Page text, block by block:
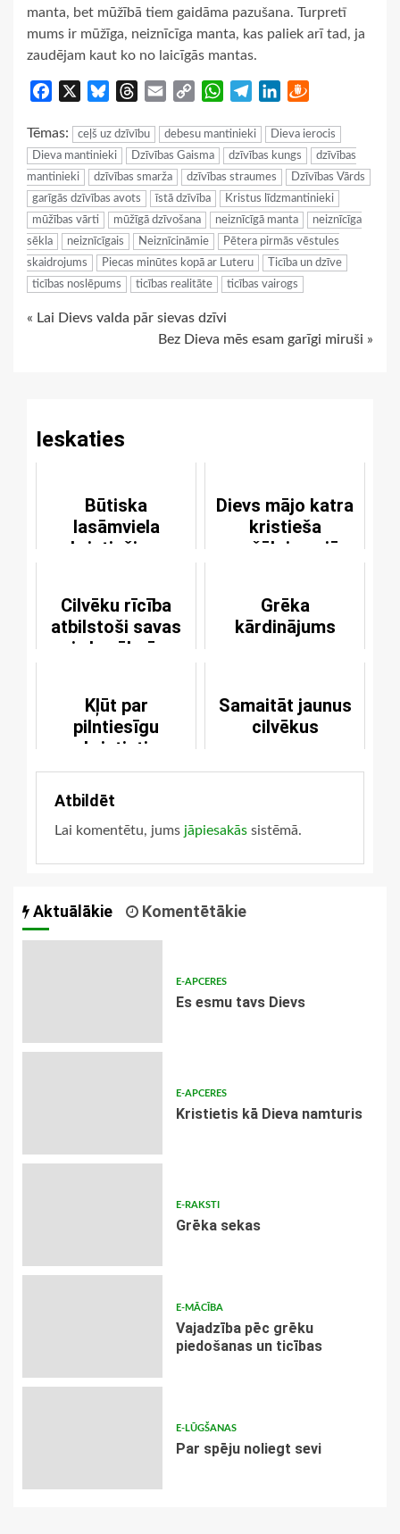
manta, bet mūžībā tiem gaidāma pazušana. Turpretī
mums ir mūžīga, neiznīcīga manta, kas paliek arī tad, ja
zaudējam kaut ko no laicīgās mantas.
Facebook BlueskyThreads
Email
Copy
WhatsApp
TelegramLinkedIn
Tēmas: ceļš uz dzīvību debesu mantinieki
Dieva ierocis
Dieva mantinieki
Dzīvības Gaisma dzīvības kungs
dzīvības
mantinieki
dzīvības smarža dzīvības straumes
Dzīvības Vārds
garīgās dzīvības avots
īstā dzīvība
Kristus līdzmantinieki
mūžības vārti
mūžīgā dzīvošana neiznīcīgā manta
neiznīcīga
sēkla
neiznīcīgais Neiznīcināmie
Pētera pirmās vēstules
skaidrojums
Piecas minūtes kopā ar Luteru
Ticība un dzīve
ticības noslēpums
ticības realitāte ticības vairogs
Continue
« Lai Dievs valda pār sievas dzīvi
Bez Dieva mēs esam garīgi miruši »
Ieskaties
Būtiska
lasāmviela
kristiešiem
Dievs mājo katra
kristieša
nožēlojamajā
Cilvēku rīcība
atbilstoši savas
sirds vēlmēm
Grēka
kārdinājums
Kļūt par
pilntiesīgu
kristieti
Samaitāt jaunus
cilvēkus
Atbildēt
Lai komentētu, jums jāpiesakās sistēmā.
Aktuālākie Komentētākie
E-APCERES
Es esmu tavs Dievs
E-APCERES
Kristietis kā Dieva namturis
E-RAKSTI
Grēka sekas
E-MĀCĪBA
Vajadzība pēc grēku
piedošanas un ticības
E-LŪGŠANAS
Par spēju noliegt sevi